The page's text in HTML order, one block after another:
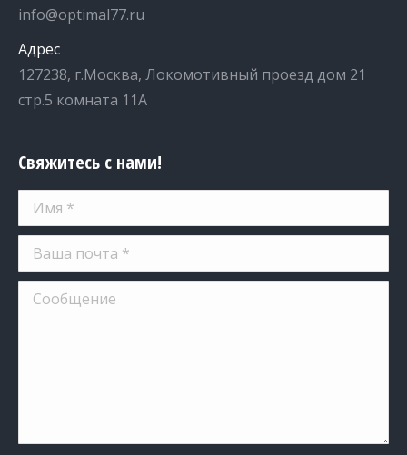
info@optimal77.ru
Адрес
127238, г.Москва, Локомотивный проезд дом 21
стр.5 комната 11А
Свяжитесь с нами!
Имя *
Ваша почта *
Сообщение